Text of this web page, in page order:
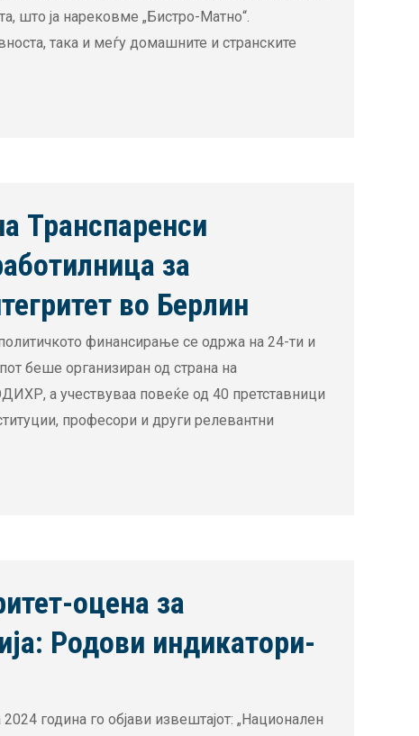
што ја нарековме „Бистро-Матно“.
така и меѓу домашните и странските
Транспаренси
за
во Берлин
финансирање се одржа на 24-ти и
беше организиран од страна на
а учествуваа повеќе од 40 претставници
професори и други релевантни
оцена за
Родови индикатори-
година го објави извештајот: „Национален